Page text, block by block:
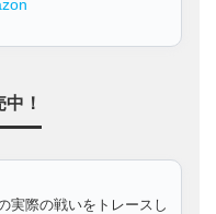
！
実際の戦いをトレースし